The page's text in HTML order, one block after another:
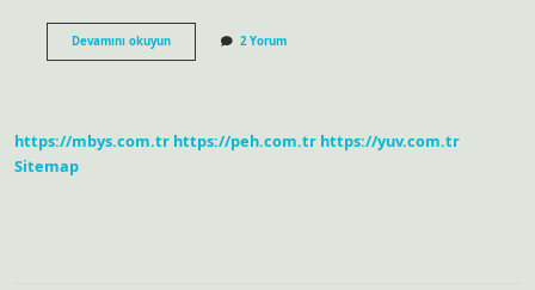
Devamını okuyunFutbolda
çalım
2 Yorum
https://mbys.com.tr https://peh.com.tr https://yuv.com.tr
Sitemap